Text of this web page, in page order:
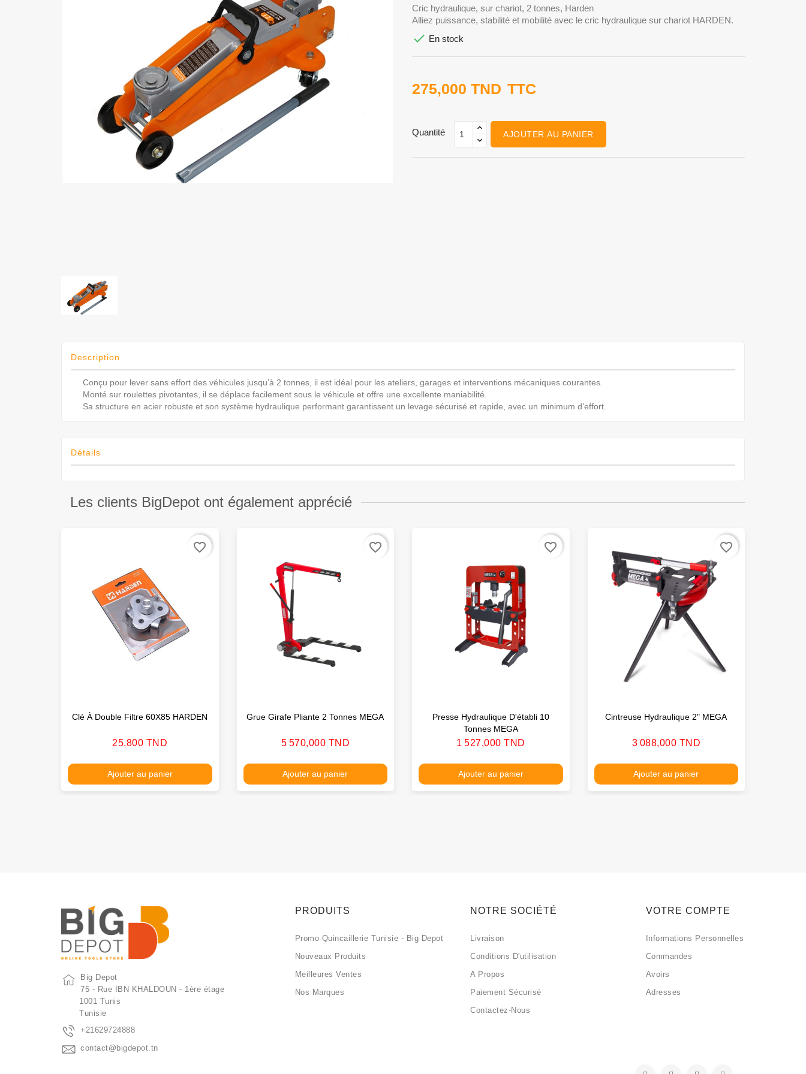
Cric hydraulique, sur chariot, 2 tonnes, Harden
Alliez puissance, stabilité et mobilité avec le cric hydraulique sur chariot HARDEN.
 En stock
275,000 TND TTC
Quantité AJOUTER AU PANIER
Description
Conçu pour lever sans effort des véhicules jusqu’à 2 tonnes, il est idéal pour les ateliers, garages et interventions mécaniques courantes.
Monté sur roulettes pivotantes, il se déplace facilement sous le véhicule et offre une excellente maniabilité.
Sa structure en acier robuste et son système hydraulique performant garantissent un levage sécurisé et rapide, avec un minimum d’effort.
Détails
Les clients BigDepot ont également apprécié
Clé À Double Filtre 60X85 HARDEN
Prix
25,800 TND
Ajouter au panier
favorite_border
Grue Girafe Pliante 2 Tonnes MEGA
Prix
5 570,000 TND
Ajouter au panier
favorite_border
Presse Hydraulique D'établi 10
Tonnes MEGA
Prix
1 527,000 TND
Ajouter au panier
favorite_border
Cintreuse Hydraulique 2" MEGA
Prix
3 088,000 TND
Ajouter au panier
favorite_border
Big Depot
75 - Rue IBN KHALDOUN - 1ère étage
1001 Tunis
Tunisie
+21629724888
contact@bigdepot.tn
PRODUITS
Promo Quincaillerie Tunisie - Big Depot
Nouveaux Produits
Meilleures Ventes
Nos Marques
NOTRE SOCIÉTÉ
Livraison
Conditions D'utilisation
A Propos
Paiement Sécurisé
Contactez-Nous
VOTRE COMPTE
Informations Personnelles
Commandes
Avoirs
Adresses